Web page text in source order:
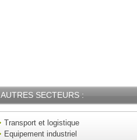
AUTRES SECTEURS :
Transport et logistique
Equipement industriel